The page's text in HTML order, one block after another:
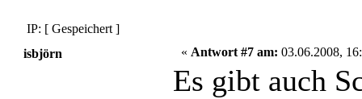
IP: [ Gespeichert ]
isbjörn
« Antwort #7 am: 03.06.2008,
Es gibt auch